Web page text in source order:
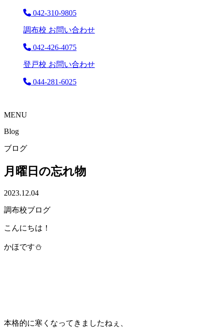
042-310-9805
調布校 お問い合わせ
042-426-4075
登戸校 お問い合わせ
044-281-6025
MENU
Blog
ブログ
月曜日の忘れ物
2023.12.04
調布校ブログ
こんにちは！
かほです⛄
本格的に寒くなってきましたねぇ、